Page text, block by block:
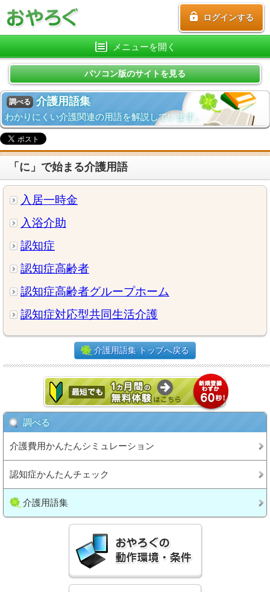
ログインする
メニューを開く
パソコン版のサイトを見る
調べる 介護用語集
わかりにくい介護関連の用語を解説しています。
「に」で始まる介護用語
入居一時金
入浴介助
認知症
認知症高齢者
認知症高齢者グループホーム
認知症対応型共同生活介護
介護用語集 トップへ戻る
調べる
介護費用かんたんシミュレーション
認知症かんたんチェック
介護用語集